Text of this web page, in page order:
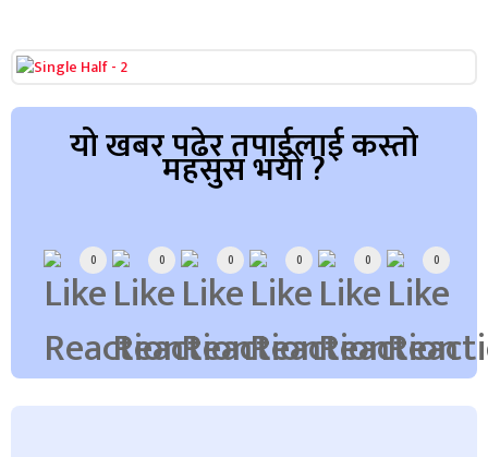
यो खबर पढेर तपाईलाई कस्तो
महसुस भयो ?
0 0 0 0 0 0